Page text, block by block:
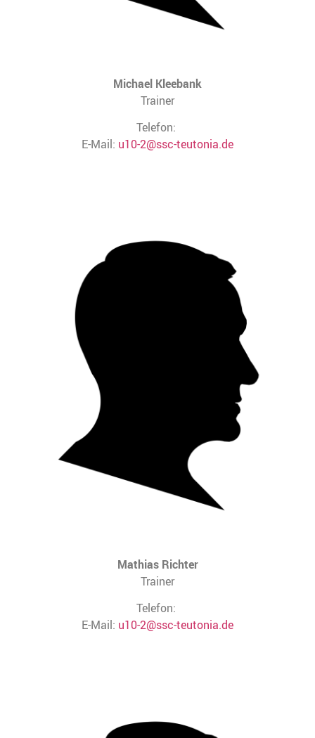
Michael Kleebank
Trainer
Telefon:
E-Mail: u10-2@ssc-teutonia.de
Mathias Richter
Trainer
Telefon:
E-Mail: u10-2@ssc-teutonia.de